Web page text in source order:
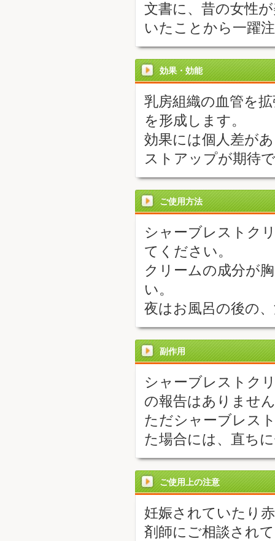
文書に、昔の女性
いたことから一躍
効果・効能
乳房組織の血管を
を形成します。
効果には個人差が
ストアップが期待
ご使用方法
シャーブレストク
てください。
クリームの成分が
い。
夜はお風呂の後の
副作用
シャーブレストク
の報告はありませ
ただシャーブレス
た場合には、直ち
ご使用上の注意
妊娠されていたり
剤師にご相談され